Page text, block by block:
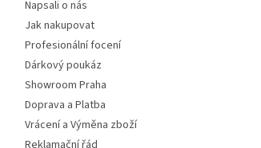
Napsali o nás
Jak nakupovat
Profesionální focení
Dárkový poukáz
Showroom Praha
Doprava a Platba
Vrácení a Výměna zboží
Reklamační řád